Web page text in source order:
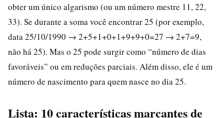
obter um único algarismo (ou um número mestre 11, 22,
33). Se durante a soma você encontrar 25 (por exemplo,
data 25/10/1990 → 2+5+1+0+1+9+9+0=27 → 2+7=9,
não há 25). Mas o 25 pode surgir como “número de dias
favoráveis” ou em reduções parciais. Além disso, ele é um
número de nascimento para quem nasce no dia 25.
Lista: 10 características marcantes de